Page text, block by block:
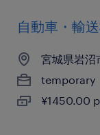
自動車・輸
宮城県岩沼
temporary
¥1450.00